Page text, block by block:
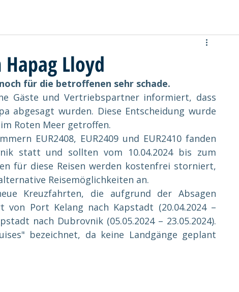
Hapag Lloyd
für die betroffenen sehr schade.
Gäste und Vertriebspartner informiert, dass
abgesagt wurden. Diese Entscheidung wurde
Roten Meer getroffen.
EUR2408, EUR2409 und EUR2410 fanden
statt und sollten vom 10.04.2024 bis zum
für diese Reisen werden kostenfrei storniert,
Reisemöglichkeiten an.
Kreuzfahrten, die aufgrund der Absagen
von Port Kelang nach Kapstadt (20.04.2024 –
nach Dubrovnik (05.05.2024 – 23.05.2024).
bezeichnet, da keine Landgänge geplant